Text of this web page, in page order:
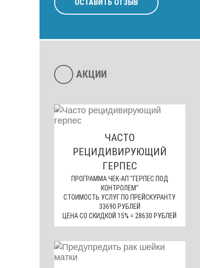
ОСТАВИТЬ ОТЗЫВ
АКЦИИ
ЧАСТО
РЕЦИДИВИРУЮЩИЙ
ГЕРПЕС
ПРОГРАММА ЧЕК-АП "ГЕРПЕС ПОД
КОНТРОЛЕМ"
СТОИМОСТЬ УСЛУГ ПО ПРЕЙСКУРАНТУ
33690 РУБЛЕЙ
ЦЕНА СО СКИДКОЙ 15% = 28630 РУБЛЕЙ